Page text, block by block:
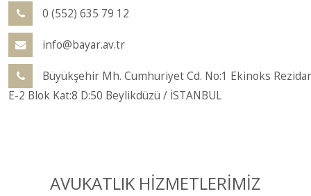
0 (552) 635 79 12
info@bayar.av.tr
Büyükşehir Mh. Cumhuriyet Cd. No:1 Ekinoks
E-2 Blok Kat:8 D:50 Beylikdüzü / İSTANBUL
AVUKATLIK HİZMETLERİMİZ